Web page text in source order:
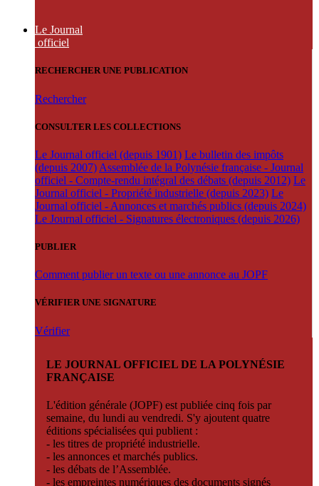
Le Journal
officiel
RECHERCHER UNE PUBLICATION
Rechercher
CONSULTER LES COLLECTIONS
Le Journal officiel (depuis 1901) Le bulletin des impôts
(depuis 2007) Assemblée de la Polynésie française - Journal
officiel - Compte-rendu intégral des débats (depuis 2012) Le
Journal officiel - Propriété industrielle (depuis 2023) Le
Journal officiel - Annonces et marchés publics (depuis 2024)
Le Journal officiel - Signatures électroniques (depuis 2026)
PUBLIER
Comment publier un texte ou une annonce au JOPF
VÉRIFIER UNE SIGNATURE
Vérifier
LE JOURNAL OFFICIEL DE LA POLYNÉSIE
FRANÇAISE
L'édition générale (JOPF) est publiée cinq fois par
semaine, du lundi au vendredi. S'y ajoutent quatre
éditions spécialisées qui publient :
- les titres de propriété industrielle.
- les annonces et marchés publics.
- les débats de l’Assemblée.
- les empreintes numériques des documents signés